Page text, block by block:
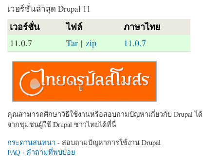
เวอร์ชั่นล่าสุด Drupal 11
เวอร์ชั่น ไฟล์ ภาษาไทย
11.0.7 Tar | zip 11.0.7
คุณสามารถศึกษาวิธีใช้งานหรือสอบถามปัญหาเกี่ยวกับ Drupal ได้
จากชุมชนผู้ใช้ Drupal ชาวไทยได้ที่นี่
กระดานสนทนา - สอบถามปัญหาการใช้งาน Drupal
FAQ - คำถามที่พบบ่อย